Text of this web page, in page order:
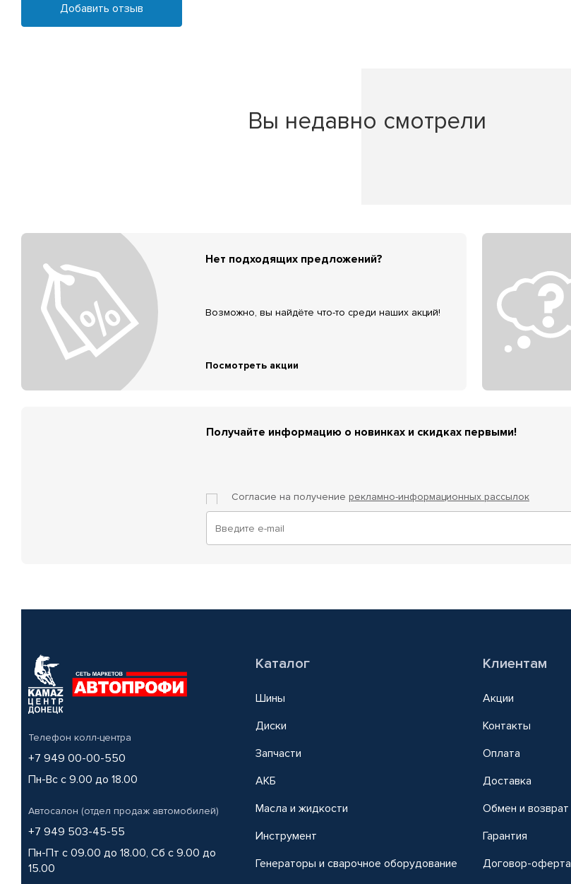
Добавить отзыв
Вы недавно смотрели
Нет подходящих предложений?
Возможно, вы найдёте что-то среди наших акций!
Посмотреть акции
Получайте информацию о новинках и скидках первыми!
Согласие на получение рекламно-информационных рассылок
Телефон колл-центра
+7 949 00-00-550
Пн-Вс с 9.00 до 18.00
Автосалон (отдел продаж автомобилей)
+7 949 503-45-55
Пн-Пт с 09.00 до 18.00, Сб с 9.00 до
15.00
Каталог
Шины
Диски
Запчасти
АКБ
Масла и жидкости
Инструмент
Генераторы и сварочное оборудование
Клиентам
Акции
Контакты
Оплата
Доставка
Обмен и возврат
Гарантия
Договор-оферта